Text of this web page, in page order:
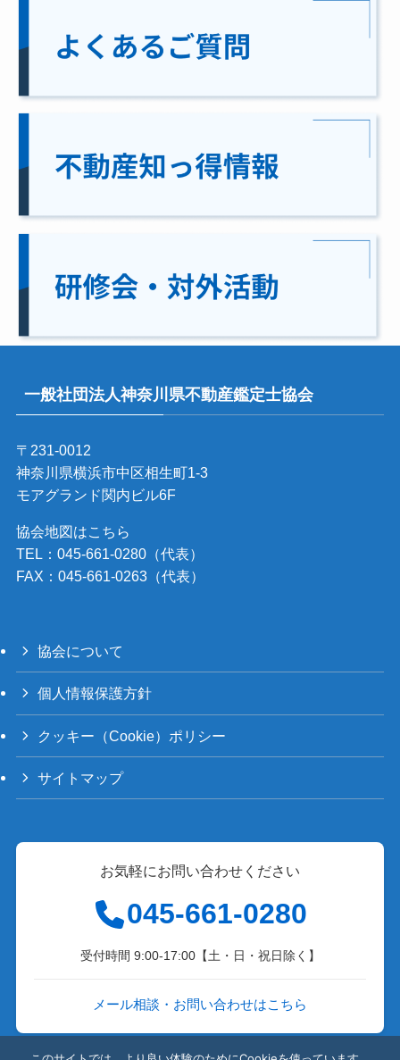
一般社団法人神奈川県不動産鑑定士協会
〒231-0012
神奈川県横浜市中区相生町1-3
モアグランド関内ビル6F
協会地図はこちら
TEL：045-661-0280（代表）
FAX：045-661-0263（代表）
協会について
個人情報保護方針
クッキー（Cookie）ポリシー
サイトマップ
お気軽にお問い合わせください
045-661-0280
受付時間 9:00-17:00【土・日・祝日除く】
メール相談・お問い合わせはこちら